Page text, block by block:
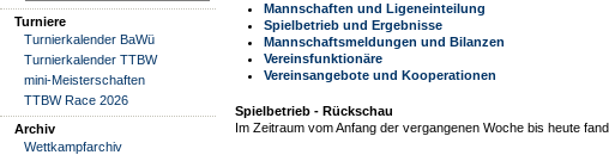
Turniere
Turnierkalender BaWü
Turnierkalender TTBW
mini-Meisterschaften
TTBW Race 2026
Archiv
Wettkampfarchiv
Mannschaften und Ligeneinteilung
Spielbetrieb und Ergebnisse
Mannschaftsmeldungen und Bilanzen
Vereinsfunktionäre
Vereinsangebote und Kooperationen
Spielbetrieb - Rückschau
Im Zeitraum vom Anfang der vergangenen Woche bis heute